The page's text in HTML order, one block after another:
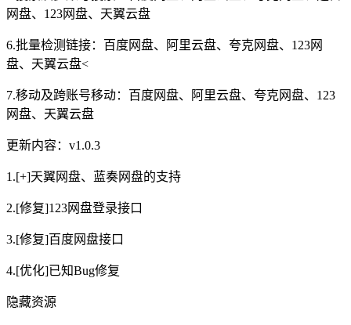
网盘、123网盘、天翼云盘
6.批量检测链接：百度网盘、阿里云盘、夸克网盘、123网
盘、天翼云盘<
7.移动及跨账号移动：百度网盘、阿里云盘、夸克网盘、123
网盘、天翼云盘
更新内容：v1.0.3
1.[+]天翼网盘、蓝奏网盘的支持
2.[修复]123网盘登录接口
3.[修复]百度网盘接口
4.[优化]已知Bug修复
隐藏资源